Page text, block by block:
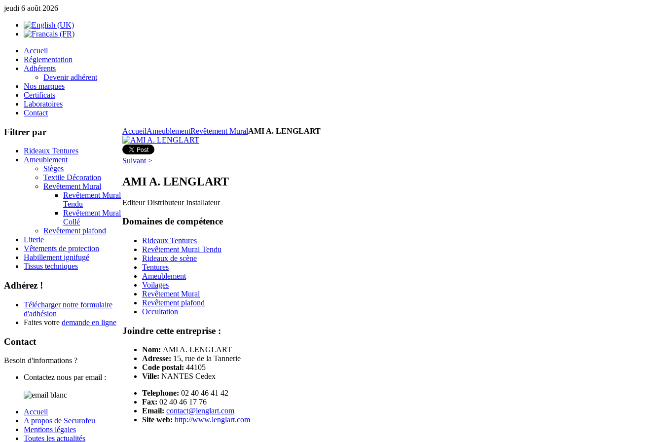
jeudi 6 août 2026
Accueil
Réglementation
Adhérents
Devenir adhérent
Nos marques
Certificats
Laboratoires
Contact
AccueilAmeublementRevêtement MuralAMI A. LENGLART
Suivant >
AMI A. LENGLART
Editeur Distributeur Installateur
Domaines de compétence
Rideaux Tentures
Revêtement Mural Tendu
Rideaux de scène
Tentures
Ameublement
Voilages
Revêtement Mural
Revêtement plafond
Occultation
Joindre cette entreprise :
Nom: AMI A. LENGLART
Adresse: 15, rue de la Tannerie
Code postal: 44105
Ville: NANTES Cedex
Telephone: 02 40 46 41 42
Fax: 02 40 46 17 76
Email: contact@lenglart.com
Site web: http://www.lenglart.com
Filtrer par
Rideaux Tentures
Ameublement
Sièges
Textile Décoration
Revêtement Mural
Revêtement Mural
Tendu
Revêtement Mural
Collé
Revêtement plafond
Literie
Vêtements de protection
Habillement ignifugé
Tissus techniques
Adhérez !
Télécharger notre formulaire
d'adhésion
Faites votre demande en ligne
Contact
Besoin d'informations ?
Contactez nous par email :
Accueil
A propos de Securofeu
Mentions légales
Toutes les actualités